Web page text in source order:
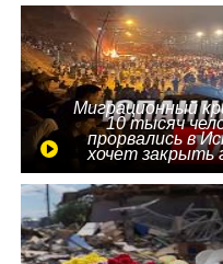
Миграционный
10 тысяч
прорвались в
хочет закрыть